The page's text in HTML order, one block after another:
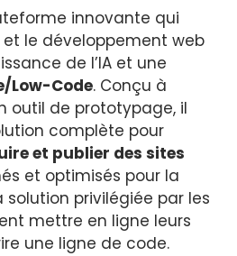
innovante qui
le développement web
de l’IA et une
Low-Code. Conçu à
outil de prototypage, il
complète pour
et publier des sites
et optimisés pour la
solution privilégiée par les
mettre en ligne leurs
une ligne de code.